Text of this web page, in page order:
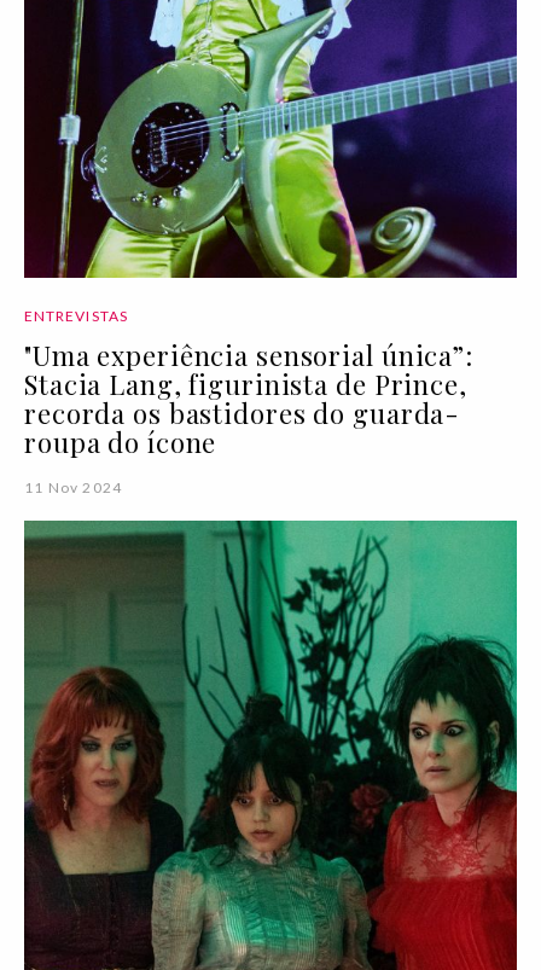
ENTREVISTAS
"Uma experiência sensorial única”:
Stacia Lang, figurinista de Prince,
recorda os bastidores do guarda-
roupa do ícone
11 Nov 2024